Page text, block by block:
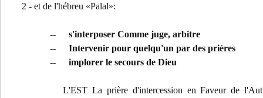
2 - et de l'hébreu «Palal»:
--
s'interposer Comme juge, arbitre
--
Intervenir pour quelqu'un par des prières
--
implorer le secours de Dieu
L'EST La prière d'intercession en Faveur de